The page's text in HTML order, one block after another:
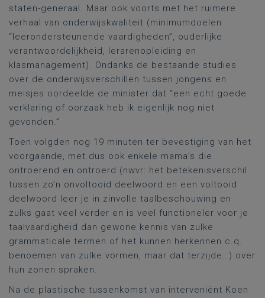
staten-generaal. Maar ook voorts met het ruimere
verhaal van onderwijskwaliteit (minimumdoelen
“leerondersteunende vaardigheden”, ouderlijke
verantwoordelijkheid, lerarenopleiding en
klasmanagement). Ondanks de bestaande studies
over de onderwijsverschillen tussen jongens en
meisjes oordeelde de minister dat “een echt goede
verklaring of oorzaak heb ik eigenlijk nog niet
gevonden.”
Toen volgden nog 19 minuten ter bevestiging van het
voorgaande, met dus ook enkele mama’s die
ontroerend en ontroerd (nwvr: het betekenisverschil
tussen zo’n onvoltooid deelwoord en een voltooid
deelwoord leer je in zinvolle taalbeschouwing en
zulks gaat veel verder en is veel functioneler voor je
taalvaardigheid dan gewone kennis van zulke
grammaticale termen of het kunnen herkennen c.q.
benoemen van zulke vormen, maar dat terzijde…) over
hun zonen spraken.
Na de plastische tussenkomst van interveniënt Koen